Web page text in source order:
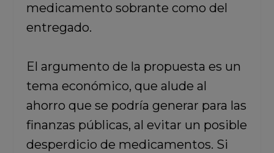
medicamento sobrante como del
entregado.
El argumento de la propuesta es un
tema económico, que alude al
ahorro que se podría generar para las
finanzas públicas, al evitar un posible
desperdicio de medicamentos. Si